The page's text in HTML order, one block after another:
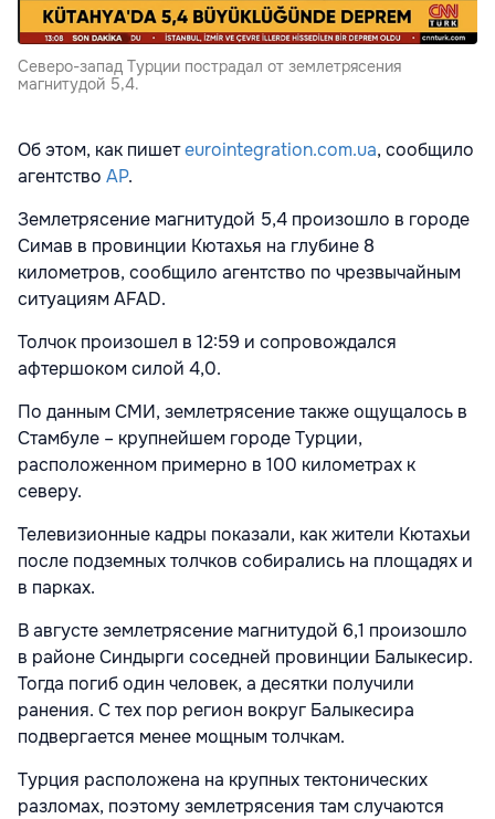
Северо-запад Турции пострадал от землетрясения
магнитудой 5,4.
Об этом, как пишетeurointegration.com.ua, сообщило
агентство АР.
Землетрясение магнитудой 5,4 произошло в городе
Симав в провинции Кютахья на глубине 8
километров, сообщило агентство по чрезвычайным
ситуациям AFAD.
Толчок произошел в 12:59 и сопровождался
афтершоком силой 4,0.
По данным СМИ, землетрясение также ощущалось в
Стамбуле – крупнейшем городе Турции,
расположенном примерно в 100 километрах к
северу.
Телевизионные кадры показали, как жители Кютахьи
после подземных толчков собирались на площадях и
в парках.
В августе землетрясение магнитудой 6,1 произошло
в районе Синдырги соседней провинции Балыкесир.
Тогда погиб один человек, а десятки получили
ранения. С тех пор регион вокруг Балыкесира
подвергается менее мощным толчкам.
Турция расположена на крупных тектонических
разломах, поэтому землетрясения там случаются